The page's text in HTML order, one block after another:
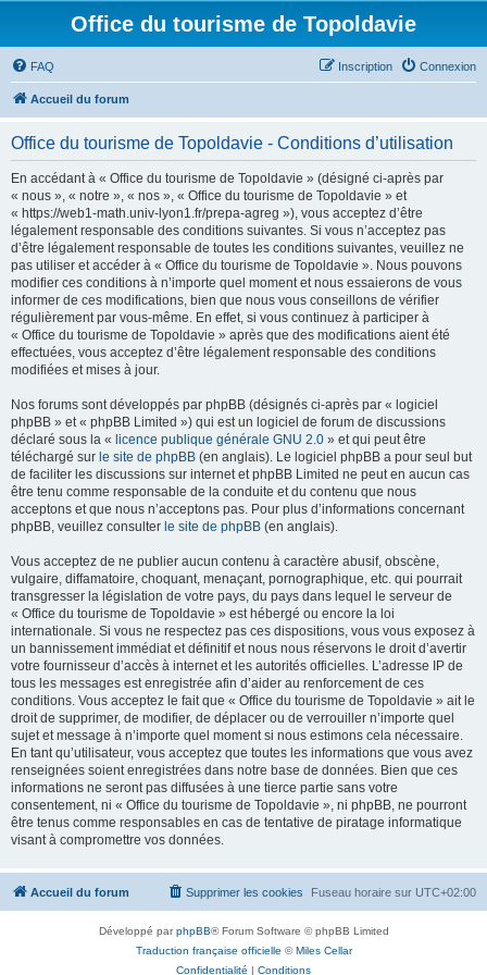
Office du tourisme de Topoldavie
FAQ Connexion
Inscription
Accueil du forum
Office du tourisme de Topoldavie - Conditions d’utilisation
En accédant à « Office du tourisme de Topoldavie » (désigné ci-après par
« nous », « notre », « nos », « Office du tourisme de Topoldavie » et
« https://web1-math.univ-lyon1.fr/prepa-agreg »), vous acceptez d’être
légalement responsable des conditions suivantes. Si vous n’acceptez pas
d’être légalement responsable de toutes les conditions suivantes, veuillez ne
pas utiliser et accéder à « Office du tourisme de Topoldavie ». Nous pouvons
modifier ces conditions à n’importe quel moment et nous essaierons de vous
informer de ces modifications, bien que nous vous conseillons de vérifier
régulièrement par vous-même. En effet, si vous continuez à participer à
« Office du tourisme de Topoldavie » après que des modifications aient été
effectuées, vous acceptez d’être légalement responsable des conditions
modifiées et mises à jour.
Nos forums sont développés par phpBB (désignés ci-après par « logiciel
phpBB » et « phpBB Limited ») qui est un logiciel de forum de discussions
déclaré sous la « licence publique générale GNU 2.0 » et qui peut être
téléchargé sur le site de phpBB (en anglais). Le logiciel phpBB a pour seul but
de faciliter les discussions sur internet et phpBB Limited ne peut en aucun cas
être tenu comme responsable de la conduite et du contenu que nous
acceptons et que nous n’acceptons pas. Pour plus d’informations concernant
phpBB, veuillez consulter le site de phpBB (en anglais).
Vous acceptez de ne publier aucun contenu à caractère abusif, obscène,
vulgaire, diffamatoire, choquant, menaçant, pornographique, etc. qui pourrait
transgresser la législation de votre pays, du pays dans lequel le serveur de
« Office du tourisme de Topoldavie » est hébergé ou encore la loi
internationale. Si vous ne respectez pas ces dispositions, vous vous exposez à
un bannissement immédiat et définitif et nous nous réservons le droit d’avertir
votre fournisseur d’accès à internet et les autorités officielles. L’adresse IP de
tous les messages est enregistrée afin d’aider au renforcement de ces
conditions. Vous acceptez le fait que « Office du tourisme de Topoldavie » ait le
droit de supprimer, de modifier, de déplacer ou de verrouiller n’importe quel
sujet et message à n’importe quel moment si nous estimons cela nécessaire.
En tant qu’utilisateur, vous acceptez que toutes les informations que vous avez
renseignées soient enregistrées dans notre base de données. Bien que ces
informations ne seront pas diffusées à une tierce partie sans votre
consentement, ni « Office du tourisme de Topoldavie », ni phpBB, ne pourront
être tenus comme responsables en cas de tentative de piratage informatique
visant à compromettre vos données.
Accueil du forum Fuseau horaire sur UTC+02:00
Supprimer les cookies
Développé parphpBB® Forum Software © phpBB Limited
Traduction française officielle ©Miles Cellar
Confidentialité | Conditions